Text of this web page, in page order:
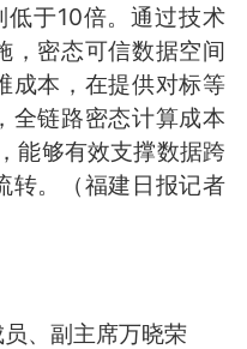
于10倍。通过技术
，密态可信数据空间
成本，在提供对标等
全链路密态计算成本
能够有效支撑数据跨
。
（福建日报记者
、副主席万晓荣